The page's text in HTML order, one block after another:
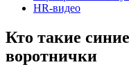
HR-видео
Кто такие
воротнички